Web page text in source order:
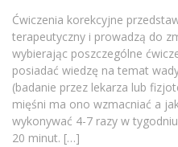
Ćwiczenia korekcyjne
terapeutyczny i prowadzą do
wybierając poszczególne
posiadać wiedzę na temat
(badanie przez lekarza lub
mięśni ma ono wzmacniać a
wykonywać 4-7 razy w
20 minut. […]